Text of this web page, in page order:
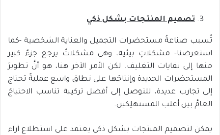
تصميم المنتجات بشكل ذكي
تُسبب صناعةُ مستحضرات التجميل والعناية الشخصية -كما
استعرضنا- مشكلاتٍ بيئية، وهي مشكلاتٌ يرجع جزءٌ كبير
منها إلى نفايات التغليف. لكن الأمر الآخر هنا، هو أنَّ تطويرَ
المستحضرات الجديدة وإنتاجَها على نطاق واسع عمليةٌ تحتاج
إلى تجارب عديدة، للتوصل إلى أفضل تركيبة تناسب الاحتياجَ
العامَّ بين أغلب المستهلِكين.
يمكن لتصميم المنتجات بشكل ذكي يعتمد على استطلاع آراء